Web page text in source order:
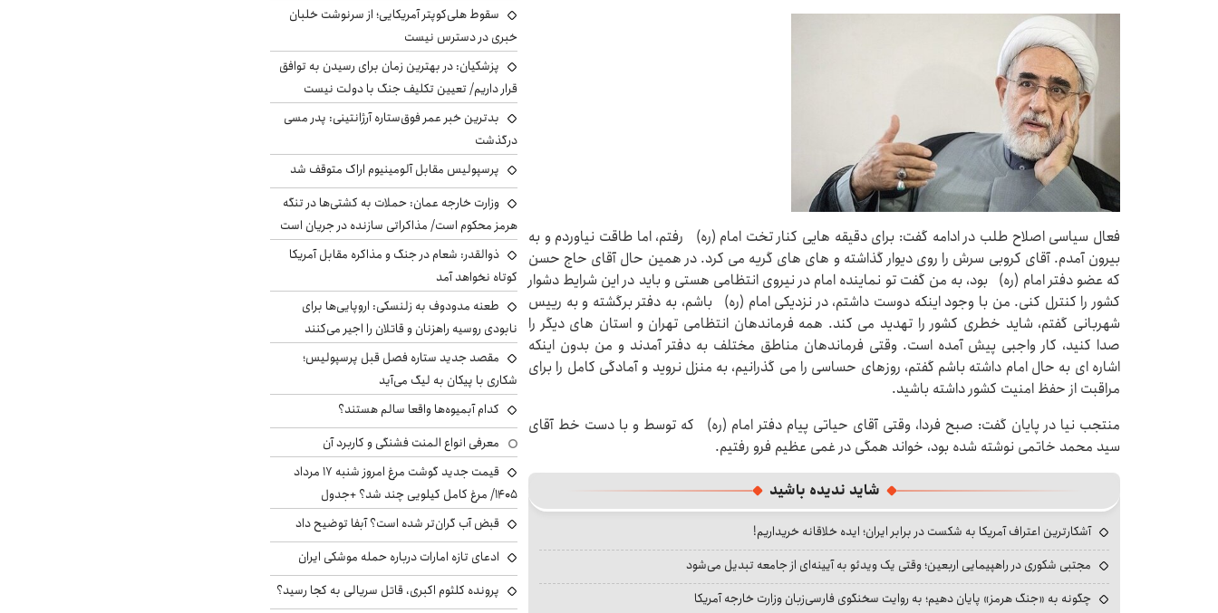
فعال سیاسی اصلاح طلب در ادامه گفت: برای دقیقه هایی کنار تخت امام (ره) رفتم، اما طاقت نیاوردم و به
بیرون آمدم. آقای کروبی سرش را روی دیوار گذاشته و های های گریه می کرد. در همین حال آقای حاج حسن
که عضو دفتر امام (ره) بود، به من گفت تو نماینده امام در نیروی انتظامی هستی و باید در این شرایط دشوار
کشور را کنترل کنی. من با وجود اینکه دوست داشتم، در نزدیکی امام (ره) باشم، به دفتر برگشته و به رییس
شهربانی گفتم، شاید خطری کشور را تهدید می کند. همه فرماندهان انتظامی تهران و استان های دیگر را
صدا کنید، کار واجبی پیش آمده است. وقتی فرماندهان مناطق مختلف به دفتر آمدند و من بدون اینکه
اشاره ای به حال امام داشته باشم گفتم، روزهای حساسی را می گذرانیم، به منزل نروید و آمادگی کامل را برای
مراقبت از حفظ امنیت کشور داشته باشید.
منتجب نیا در پایان گفت: صبح فردا، وقتی آقای حیاتی پیام دفتر امام (ره) که توسط و با دست خط آقای
سید محمد خاتمی نوشته شده بود، خواند همگی در غمی عظیم فرو رفتیم.
شاید ندیده باشید
آشکارترین اعتراف آمریکا به شکست در برابر ایران؛ ایده خلاقانه خریداریم!
مجتبی شکوری در راهپیمایی اربعین؛ وقتی یک ویدئو به آیینه‌ای از جامعه تبدیل می‌شود
چگونه به «جنگ هرمز» پایان دهیم؛ به روایت سخنگوی فارسی‌زبان وزارت خارجه آمریکا
سقوط هلی‌کوپتر آمریکایی؛ از سرنوشت خلبان
خبری در دسترس نیست
پزشکیان‌: در بهترین زمان برای رسیدن به توافق
قرار داریم/ تعیین تکلیف جنگ با دولت نیست
بدترین خبر عمر فوق‌ستاره آرژانتینی: پدر مسی
درگذشت
پرسپولیس مقابل آلومینیوم اراک متوقف شد
وزارت خارجه عمان: حملات به کشتی‌ها در تنگه
هرمز محکوم است/ مذاکراتی سازنده در جریان است
ذوالقدر: شعام در جنگ و مذاکره مقابل آمریکا
کوتاه نخواهد آمد
طعنه مدودوف به زلنسکی: اروپایی‌ها برای
نابودی روسیه راهزنان و قاتلان را اجیر می‌کنند
مقصد جدید ستاره فصل قبل پرسپولیس؛
شکاری با پیکان به لیگ می‌آید
کدام آبمیوه‌ها واقعا سالم هستند؟
معرفی انواع المنت فشنگی و کاربرد آن
قیمت جدید گوشت مرغ امروز شنبه ۱۷ مرداد
۱۴۰۵/ مرغ کامل کیلویی چند شد؟ +جدول
قبض آب گران‌تر شده است؟ آبفا توضیح داد
ادعای تازه امارات درباره حمله موشکی ایران
پرونده کلثوم اکبری، قاتل سریالی به کجا رسید؟